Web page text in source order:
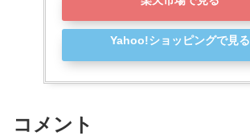
Yahoo!ショッピングで見る
コメント